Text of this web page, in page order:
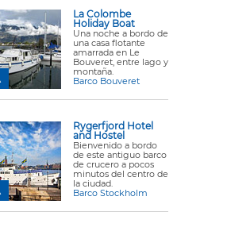
La Colombe
Holiday Boat
Una noche a bordo de
una casa flotante
amarrada en Le
Bouveret, entre lago y
montaña.
Barco Bouveret
Rygerfjord Hotel
and Hostel
Bienvenido a bordo
de este antiguo barco
de crucero a pocos
minutos del centro de
la ciudad.
Barco Stockholm